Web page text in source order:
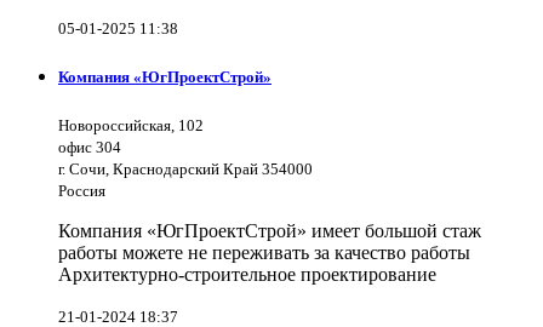
05-01-2025 11:38
Компания «ЮгПроектСтрой»
Новороссийская, 102
офис 304
г. Сочи, Краснодарский Край 354000
Россия
Компания «ЮгПроектСтрой» имеет большой стаж
работы можете не переживать за качество работы
Архитектурно-строительное проектирование
21-01-2024 18:37